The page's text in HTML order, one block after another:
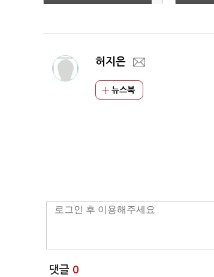
허지은
뉴스북
댓글 0